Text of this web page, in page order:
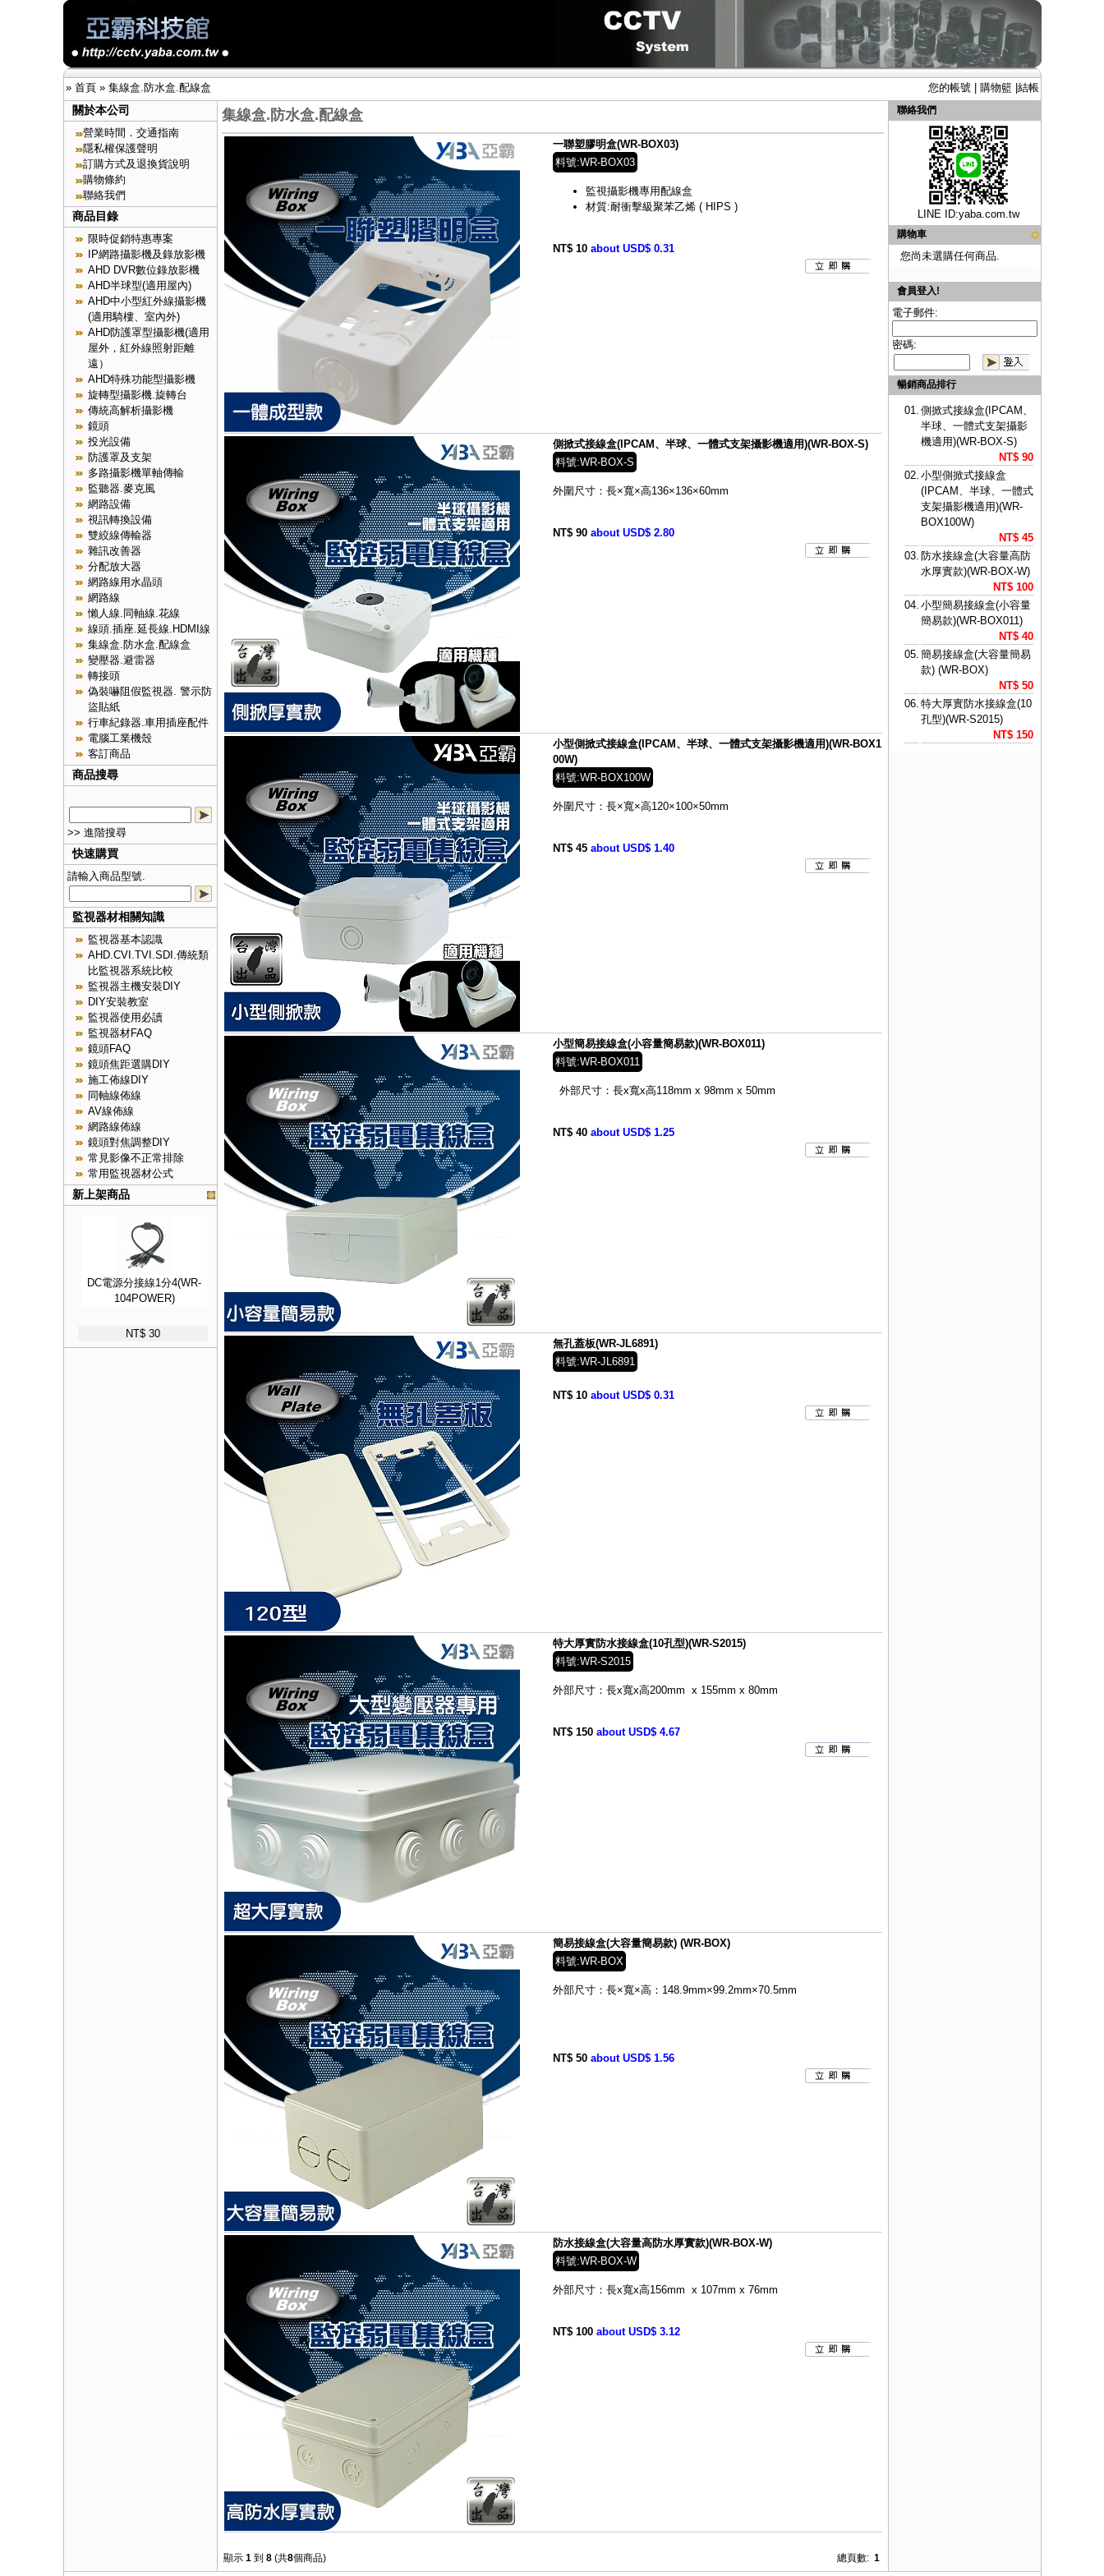
» 首頁» 集線盒.防水盒.配線盒 您的帳號| 購物籃| 結帳
關於本公司
營業時間．交通指南
隱私權保護聲明
訂購方式及退換貨說明
購物條約
聯絡我們
商品目錄
限時促銷特惠專案
IP網路攝影機及錄放影機
AHD DVR數位錄放影機
AHD半球型(適用屋內)
AHD中小型紅外線攝影機
(適用騎樓、室內外)
AHD防護罩型攝影機(適用
屋外，紅外線照射距離
遠）
AHD特殊功能型攝影機
旋轉型攝影機.旋轉台
傳統高解析攝影機
鏡頭
投光設備
防護罩及支架
多路攝影機單軸傳輸
監聽器.麥克風
網路設備
視訊轉換設備
雙絞線傳輸器
雜訊改善器
分配放大器
網路線用水晶頭
網路線
懶人線.同軸線.花線
線頭.插座.延長線.HDMI線
集線盒.防水盒.配線盒
變壓器.避雷器
轉接頭
偽裝嚇阻假監視器. 警示防
盜貼紙
行車紀錄器.車用插座配件
電腦工業機殼
客訂商品
商品搜尋
>> 進階搜尋
快速購買
請輸入商品型號.
監視器材相關知識
監視器基本認識
AHD.CVI.TVI.SDI.傳統類
比監視器系統比較
監視器主機安裝DIY
DIY安裝教室
監視器使用必讀
監視器材FAQ
鏡頭FAQ
鏡頭焦距選購DIY
施工佈線DIY
同軸線佈線
AV線佈線
網路線佈線
鏡頭對焦調整DIY
常見影像不正常排除
常用監視器材公式
新上架商品
DC電源分接線1分4(WR-
104POWER)
NT$ 30
集線盒.防水盒.配線盒
一聯塑膠明盒(WR-BOX03)
料號:WR-BOX03
監視攝影機專用配線盒
材質:耐衝擊級聚苯乙烯 ( HIPS )
NT$ 10 about USD$ 0.31
側掀式接線盒(IPCAM、半球、一體式支架攝影機適用)(WR-BOX-S)
料號:WR-BOX-S
外圍尺寸：長×寬×高136×136×60mm
NT$ 90 about USD$ 2.80
小型側掀式接線盒(IPCAM、半球、一體式支架攝影機適用)(WR-BOX1
00W)
料號:WR-BOX100W
外圍尺寸：長×寬×高120×100×50mm
NT$ 45 about USD$ 1.40
小型簡易接線盒(小容量簡易款)(WR-BOX011)
料號:WR-BOX011
外部尺寸：長x寬x高118mm x 98mm x 50mm
NT$ 40 about USD$ 1.25
無孔蓋板(WR-JL6891)
料號:WR-JL6891
NT$ 10 about USD$ 0.31
特大厚實防水接線盒(10孔型)(WR-S2015)
料號:WR-S2015
外部尺寸：長x寬x高200mm x 155mm x 80mm
NT$ 150 about USD$ 4.67
簡易接線盒(大容量簡易款) (WR-BOX)
料號:WR-BOX
外部尺寸： 長×寬×高：148.9mm×99.2mm×70.5mm
NT$ 50 about USD$ 1.56
防水接線盒(大容量高防水厚實款)(WR-BOX-W)
料號:WR-BOX-W
外部尺寸：長x寬x高156mm x 107mm x 76mm
NT$ 100 about USD$ 3.12
顯示 1到 8(共8個商品) 總頁數: 1
聯絡我們
LINE ID:yaba.com.tw
購物車
您尚未選購任何商品.
會員登入!
電子郵件:
密碼:
暢銷商品排行
01. 側掀式接線盒(IPCAM、
半球、一體式支架攝影
機適用)(WR-BOX-S)
NT$ 90
02. 小型側掀式接線盒
(IPCAM、半球、一體式
支架攝影機適用)(WR-
BOX100W)
NT$ 45
03. 防水接線盒(大容量高防
水厚實款)(WR-BOX-W)
NT$ 100
04. 小型簡易接線盒(小容量
簡易款)(WR-BOX011)
NT$ 40
05. 簡易接線盒(大容量簡易
款) (WR-BOX)
NT$ 50
06. 特大厚實防水接線盒(10
孔型)(WR-S2015)
NT$ 150